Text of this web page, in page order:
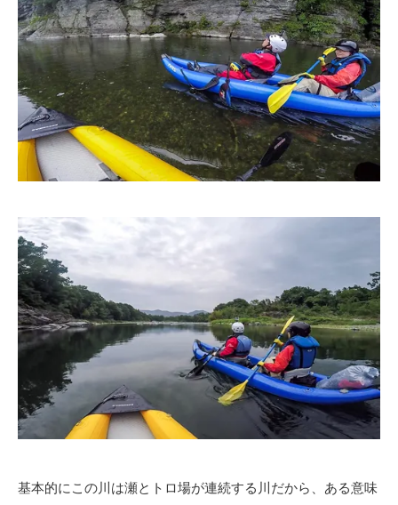
基本的にこの川は瀬とトロ場が連続する川だから、ある意味